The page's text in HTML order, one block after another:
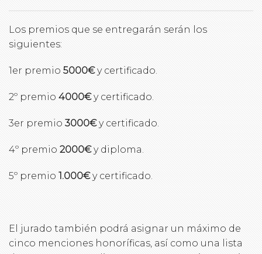
Los premios que se entregarán serán los
siguientes:
1er premio 5000€y certificado.
2º premio 4000€y certificado.
3er premio 3000€y certificado.
4º premio 2000€y diploma.
5º premio 1.000€y certificado.
El jurado también podrá asignar un máximo de
cinco menciones honoríficas, así como una lista